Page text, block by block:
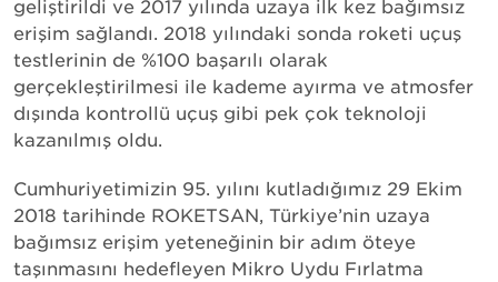
geliştirildi ve 2017 yılında uzaya ilk kez bağımsız
erişim sağlandı. 2018 yılındaki sonda roketi uçuş
testlerinin de %100 başarılı olarak
gerçekleştirilmesi ile kademe ayırma ve atmosfer
dışında kontrollü uçuş gibi pek çok teknoloji
kazanılmış oldu.
Cumhuriyetimizin 95. yılını kutladığımız 29 Ekim
2018 tarihinde ROKETSAN, Türkiye’nin uzaya
bağımsız erişim yeteneğinin bir adım öteye
taşınmasını hedefleyen Mikro Uydu Fırlatma